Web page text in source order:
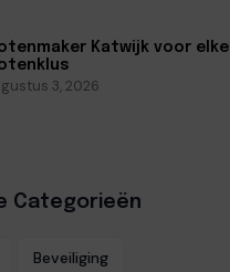
Katwijk voor elke
3, 2026
Categorieën
Beveiliging